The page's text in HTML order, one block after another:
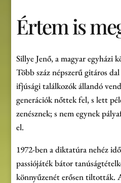
Értem is
Sillye Jenő, a magyar egyházi
Több száz népszerű gitáros
ifjúsági találkozók állandó
generációk nőttek fel, s lett
zenésznek; s nem egynek
el.
1972-ben a diktatúra nehéz
passiójáték bátor
könnyűzenét erősen tiltották.